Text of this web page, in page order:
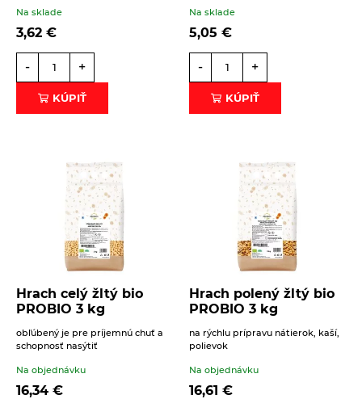
Na sklade
3,62 €
- +
KÚPIŤ
Na sklade
5,05 €
- +
KÚPIŤ
Hrach celý žltý bio
PROBIO 3 kg
obľúbený je pre príjemnú chuť a
schopnosť nasýtiť
Na objednávku
16,34 €
Hrach polený žltý bio
PROBIO 3 kg
na rýchlu prípravu nátierok, kaší,
polievok
Na objednávku
16,61 €